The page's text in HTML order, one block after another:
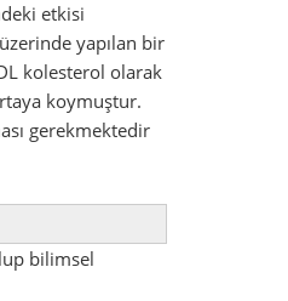
etkisi
yapılan bir
kolesterol olarak
koymuştur.
gerekmektedir
bilimsel